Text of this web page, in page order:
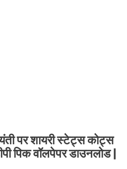
पर शायरी स्टेट्स कोट्स
पिक वॉलपेपर डाउनलोड |